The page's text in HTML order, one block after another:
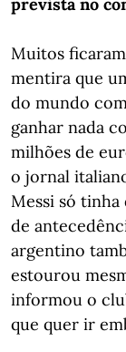
Muitos
mentira que
do mundo
ganhar nada
milhões de
o jornal
Messi só tinha
de
argentino
estourou
informou o
que quer ir